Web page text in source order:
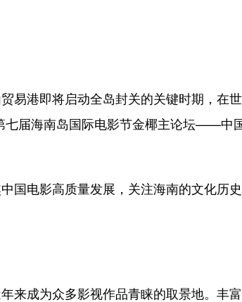
港即将启动全岛封关的关键时期，在
七届海南岛国际电影节金椰主论坛——中
电影高质量发展，关注海南的文化历
成为众多影视作品青睐的取景地。丰